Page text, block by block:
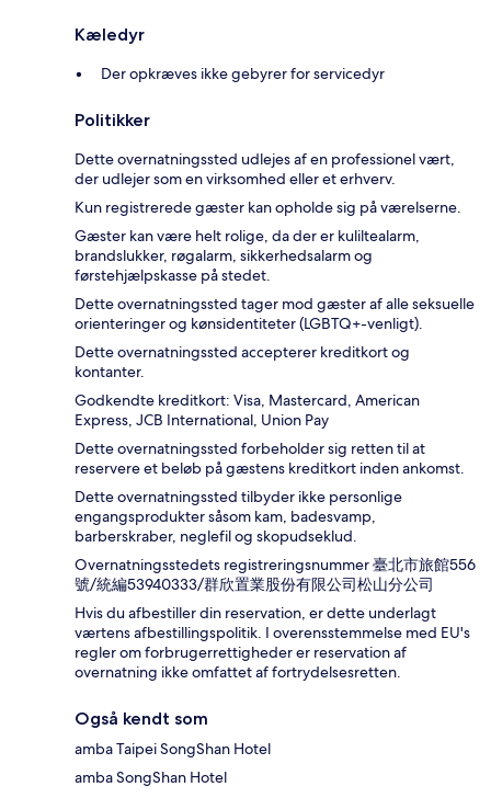
Kæledyr
Der opkræves ikke gebyrer for servicedyr
Politikker
Dette overnatningssted udlejes af en professionel vært,
der udlejer som en virksomhed eller et erhverv.
Kun registrerede gæster kan opholde sig på værelserne.
Gæster kan være helt rolige, da der er kuliltealarm,
brandslukker, røgalarm, sikkerhedsalarm og
førstehjælpskasse på stedet.
Dette overnatningssted tager mod gæster af alle seksuelle
orienteringer og kønsidentiteter (LGBTQ+-venligt).
Dette overnatningssted accepterer kreditkort og
kontanter.
Godkendte kreditkort: Visa, Mastercard, American
Express, JCB International, Union Pay
Dette overnatningssted forbeholder sig retten til at
reservere et beløb på gæstens kreditkort inden ankomst.
Dette overnatningssted tilbyder ikke personlige
engangsprodukter såsom kam, badesvamp,
barberskraber, neglefil og skopudseklud.
Overnatningsstedets registreringsnummer 臺北市旅館556
號/統編53940333/群欣置業股份有限公司松山分公司
Hvis du afbestiller din reservation, er dette underlagt
værtens afbestillingspolitik. I overensstemmelse med EU's
regler om forbrugerrettigheder er reservation af
overnatning ikke omfattet af fortrydelsesretten.
Også kendt som
amba Taipei SongShan Hotel
amba SongShan Hotel